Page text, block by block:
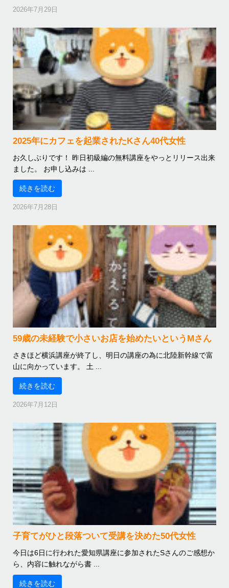
2026年7月29日
2025年にカフェを起業されたKさん40代女性
お久しぶりです！ 昨日初級編の無料講座をやっとリリース出来
ました。 お申し込みは ...
続きを読む
2026年7月28日
59歳の未経験で小さいお店を始めたいというMさん
さきほど横浜講座が終了し、明日の講座の為に北陸新幹線で富
山に向かっています。 土 ...
続きを読む
2026年7月12日
子育てがひと段落ついて受講を決めた50代女性
今日は6日に行われた愛知県講座に参加されたSさんのご感想か
ら、内容に触れながら書 ...
続きを読む